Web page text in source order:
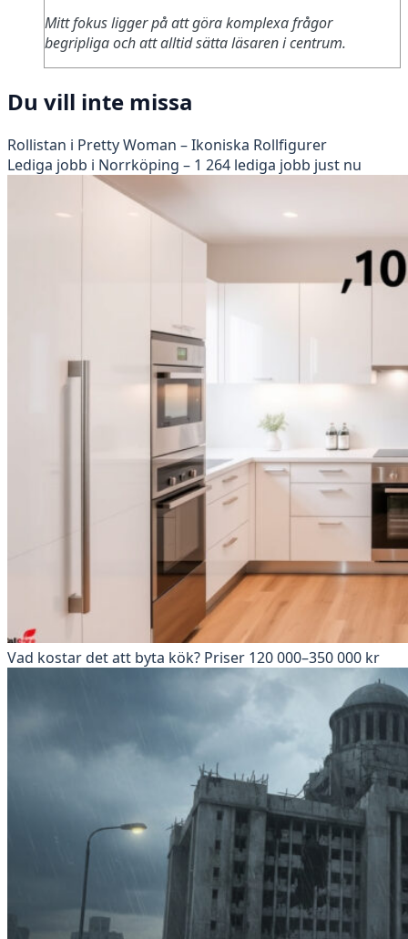
Mitt fokus ligger på att göra komplexa frågor
begripliga och att alltid sätta läsaren i centrum.
Du vill inte missa
Rollistan i Pretty Woman – Ikoniska Rollfigurer
Lediga jobb i Norrköping – 1 264 lediga jobb just nu
Vad kostar det att byta kök? Priser 120 000–350 000 kr